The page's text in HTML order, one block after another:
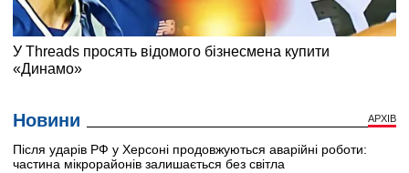
Новини АРХІВ
Після ударів РФ у Херсоні продовжуються аварійні роботи:
частина мікрорайонів залишається без світла